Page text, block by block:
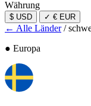
Währung
$ USD ✓ € EUR
← Alle Länder /
● Europa